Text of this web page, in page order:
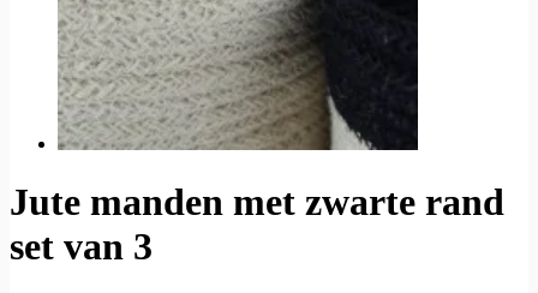
Jute manden met zwarte rand
set van 3